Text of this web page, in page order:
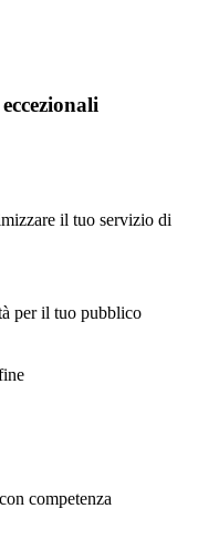
il tuo servizio di
per il tuo pubblico
competenza